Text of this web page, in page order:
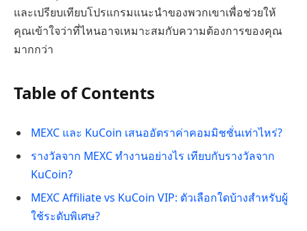
และเปรียบเทียบโปรแกรมแนะนำของพวกเขาเพื่อช่วยให้
คุณเข้าใจว่าที่ไหนอาจเหมาะสมกับความต้องการของคุณ
มากกว่า
Table of Contents
MEXC และ KuCoin เสนออัตราค่าคอมมิชชั่นเท่าไหร่?
รางวัลจาก MEXC ทำงานอย่างไร เทียบกับรางวัลจาก
KuCoin?
MEXC Affiliate vs KuCoin VIP: ตัวเลือกใดบ้างสำหรับผู้
ใช้ระดับพิเศษ?